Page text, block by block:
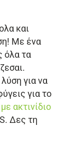
και
Με ένα
όλα τα
για να
για το
ακτινίδιο
. Δες τη